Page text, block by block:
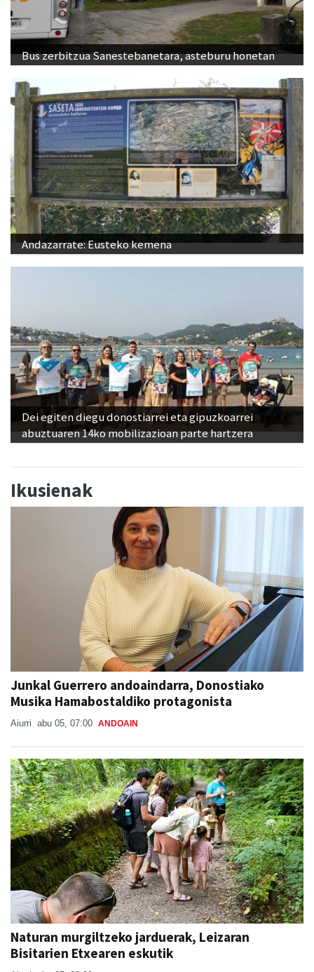
Bus zerbitzua Sanestebanetara, asteburu honetan
Andazarrate: Eusteko kemena
Dei egiten diegu donostiarrei eta gipuzkoarrei
abuztuaren 14ko mobilizazioan parte hartzera
Junkal Guerrero andoaindarra, Donostiako
Musika Hamabostaldiko protagonista
Aiurri abu 05, 07:00 ANDOAIN
Naturan murgiltzeko jarduerak, Leizaran
Bisitarien Etxearen eskutik
Aiurri abu 05, 08:30 ANDOAIN